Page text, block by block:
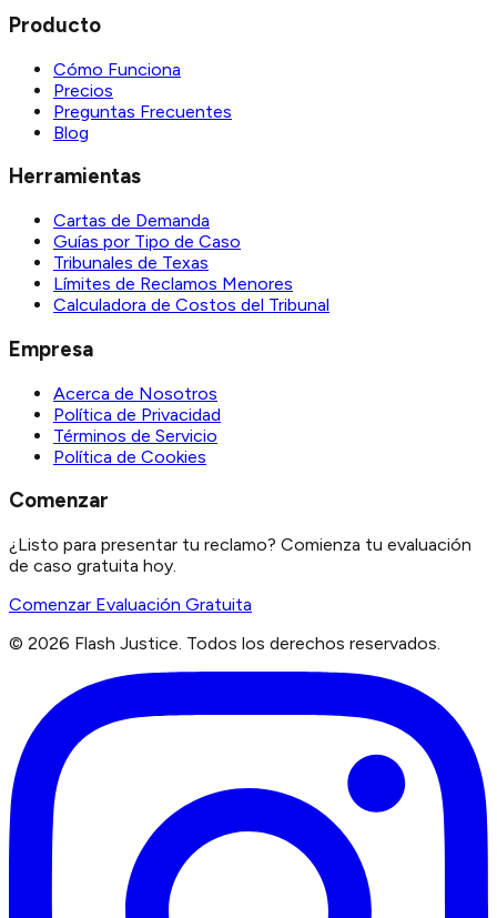
Producto
Cómo Funciona
Precios
Preguntas Frecuentes
Blog
Herramientas
Cartas de Demanda
Guías por Tipo de Caso
Tribunales de Texas
Límites de Reclamos Menores
Calculadora de Costos del Tribunal
Empresa
Acerca de Nosotros
Política de Privacidad
Términos de Servicio
Política de Cookies
Comenzar
¿Listo para presentar tu reclamo? Comienza tu evaluación
de caso gratuita hoy.
Comenzar Evaluación Gratuita
© 2026 Flash Justice. Todos los derechos reservados.